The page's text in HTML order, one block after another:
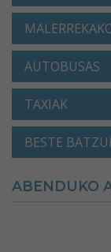
AUTOBUSAS
TAXIAK
BESTE
ABENDUKO